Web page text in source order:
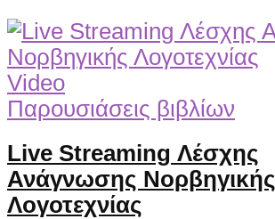
Video
Παρουσιάσεις βιβλίων
Live Streaming Λέσχης
Ανάγνωσης Νορβηγικής
Λογοτεχνίας